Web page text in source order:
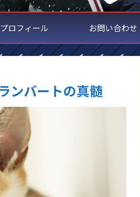
プロフィール お問い合わせ
ンバートの真髄